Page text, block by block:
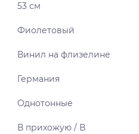
53 см
Фиолетовый
Винил на флизелине
Германия
Однотонные
В прихожую / В